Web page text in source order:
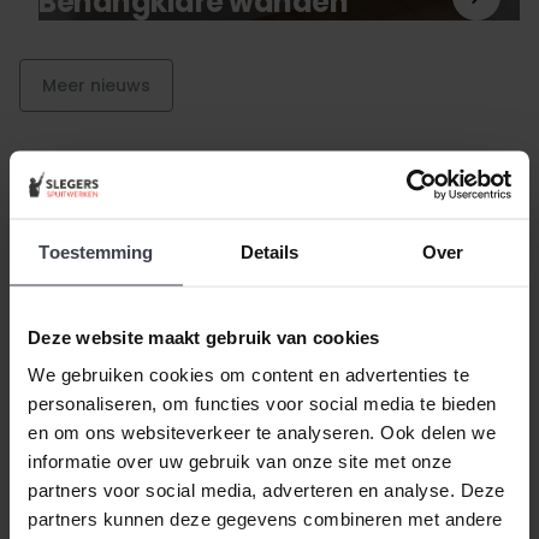
Toestemming Details Over
Deze website maakt gebruik van cookies
We gebruiken cookies om content en advertenties te
personaliseren, om functies voor social media te bieden
en om ons websiteverkeer te analyseren. Ook delen we
informatie over uw gebruik van onze site met onze
partners voor social media, adverteren en analyse. Deze
partners kunnen deze gegevens combineren met andere
Meer nieuws
Beste klant, wanneer alles duurder wordt,
houden
wij de prijzen laag.
volgend jaar uw woning laten stucen, dunpleisteren
of latexspuiten? Ook dat houden we betaalbaar, zo
spreken we samen met u een vaste prijs af en
houden wij ons aan de gemaakte prijsafspraak vanaf
de dag dat uw offerte getekend is -ongeacht de
prijsverhogingen van concurrenten, materialen
of aannemers. Op zoek naar nóg meer gemak voor
een goede prijs, laat dan je stucwerk, pleisterwerk of